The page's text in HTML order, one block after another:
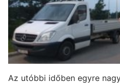
Az utóbbi időben egyre